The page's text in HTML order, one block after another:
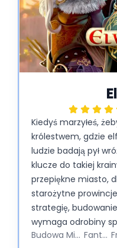
Kiedyś marzyłeś,
królestwem, gdzie
ludzie badają pył
klucze do takiej
przepiękne miasto,
starożytne
strategię,
wymaga odrobiny
Budowa Miasta
Fantasy